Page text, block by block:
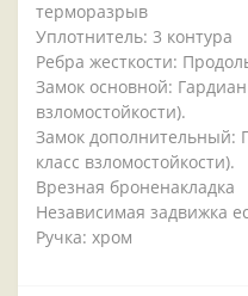
терморазрыв
Уплотнитель: 3 контура
Ребра жесткости:
Замок основной:
взломостойкости).
Замок дополнительный:
класс взломостойкости).
Врезная броненакладка
Независимая задвижка
Ручка: хром